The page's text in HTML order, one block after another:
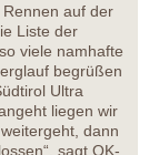
Rennen auf der
Liste der
viele namhafte
begrüßen
Ultra
liegen wir
dann
sagt OK-